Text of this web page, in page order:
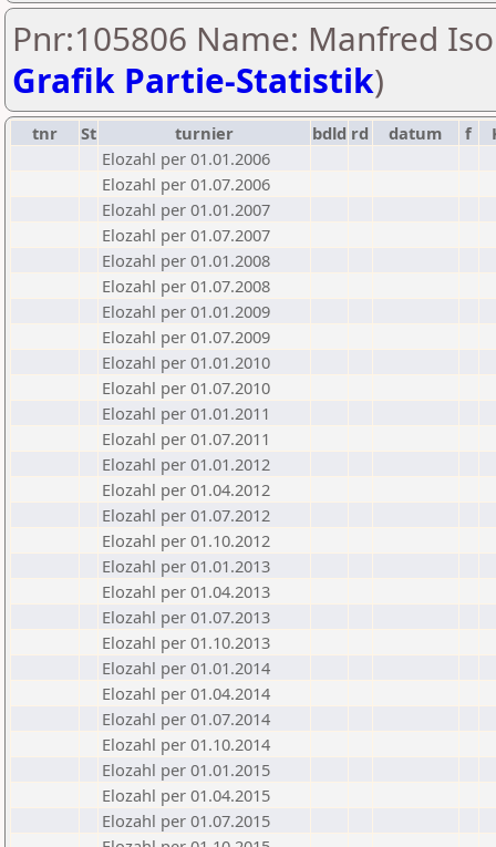
Pnr:105806 Name: Manfred
Grafik Partie-Statistik)
tnr St turnier bdld rd datum f
Elozahl per 01.01.2006
Elozahl per 01.07.2006
Elozahl per 01.01.2007
Elozahl per 01.07.2007
Elozahl per 01.01.2008
Elozahl per 01.07.2008
Elozahl per 01.01.2009
Elozahl per 01.07.2009
Elozahl per 01.01.2010
Elozahl per 01.07.2010
Elozahl per 01.01.2011
Elozahl per 01.07.2011
Elozahl per 01.01.2012
Elozahl per 01.04.2012
Elozahl per 01.07.2012
Elozahl per 01.10.2012
Elozahl per 01.01.2013
Elozahl per 01.04.2013
Elozahl per 01.07.2013
Elozahl per 01.10.2013
Elozahl per 01.01.2014
Elozahl per 01.04.2014
Elozahl per 01.07.2014
Elozahl per 01.10.2014
Elozahl per 01.01.2015
Elozahl per 01.04.2015
Elozahl per 01.07.2015